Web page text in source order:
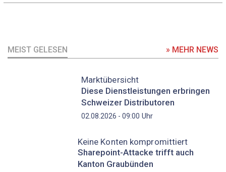
MEIST GELESEN » MEHR NEWS
Marktübersicht
Diese Dienstleistungen erbringen
Schweizer Distributoren
02.08.2026 - 09:00 Uhr
Keine Konten kompromittiert
Sharepoint-Attacke trifft auch
Kanton Graubünden